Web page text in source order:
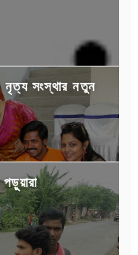
নৃত্য সংস্থার নতুন